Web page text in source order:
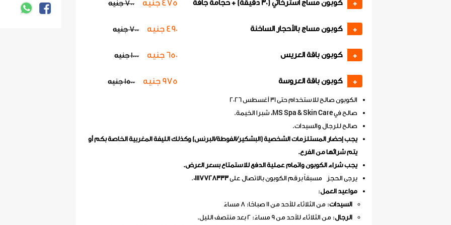
+ كوبون مساج استرخائي (30 دقيقة) + حجامة جافة 475 جنيه 700 جنيه
+ كوبون مساج بالأحجار الساخنة 490 جنيه 700 جنيه
+ كوبون باقة العريس 650 جنيه 1000 جنيه
+ كوبون باقة العروسة 975 جنيه 1500 جنيه
الكوبون صالح للاستخدام حتى 31 أغسطس 2026
صالح في MS Spa & Skin Care، شبرا الخيمة.
صالح للرجال والسيدات.
يجب إحضار المستلزمات الشخصية (البشكير/الفوطة/البرنس) وكذلك الليفة المغربية الخاصة بكم أو
يتم شرائها من الفرع.
يجب شراء الكوبون واتمام عملية الدفع للاستمتاع بسعر العرض.
يرجى الحجز مسبقاً برقم الكوبون بالاتصال على01117728333
.
مواعيد العمل:
السيدات: من الثلاثاء للأحد من 11 صباحًا: 8 مساءً
الرجال: من الثلاثاء للأحد من 9 مساءً: 2 بعد منتصف الليل.
975 جنيه